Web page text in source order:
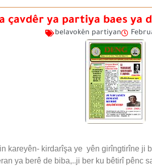
çavdêr ya partiya baes ya
belavokên partiyan
kareyên- kirdarîşa ye yên girîngtirîne ji
ya berê de biba,..ji ber ku bêtirî pênc